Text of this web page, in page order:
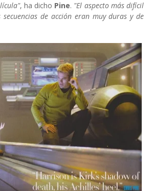
, ha dicho Pine. "El aspecto más difícil
de acción eran muy duras y de